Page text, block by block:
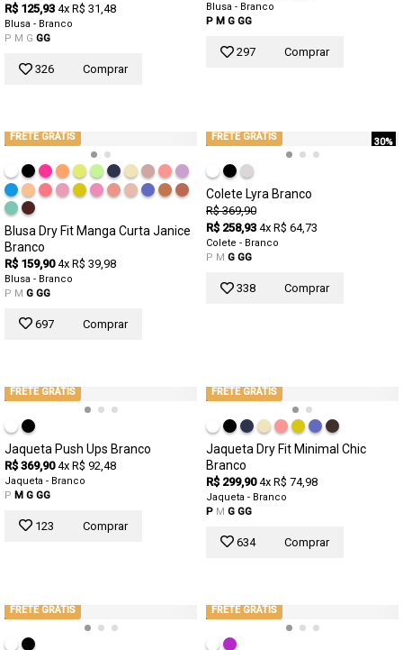
R$ 125,93 4x R$ 31,48
Blusa - Branco
P M G GG
326 Comprar
Blusa - Branco
P M G GG
297 Comprar
FRETE GRÁTIS
Blusa Dry Fit Manga Curta Janice
Branco
R$ 159,90 4x R$ 39,98
Blusa - Branco
P M G GG
697 Comprar
30%
FRETE GRÁTIS
Colete Lyra Branco
R$ 369,90
R$ 258,93 4x R$ 64,73
Colete - Branco
P M G GG
338 Comprar
FRETE GRÁTIS
Jaqueta Push Ups Branco
R$ 369,90 4x R$ 92,48
Jaqueta - Branco
P M G GG
123 Comprar
FRETE GRÁTIS
Jaqueta Dry Fit Minimal Chic
Branco
R$ 299,90 4x R$ 74,98
Jaqueta - Branco
P M G GG
634 Comprar
FRETE GRÁTIS FRETE GRÁTIS